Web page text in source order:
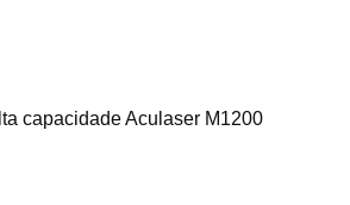
capacidade Aculaser M1200